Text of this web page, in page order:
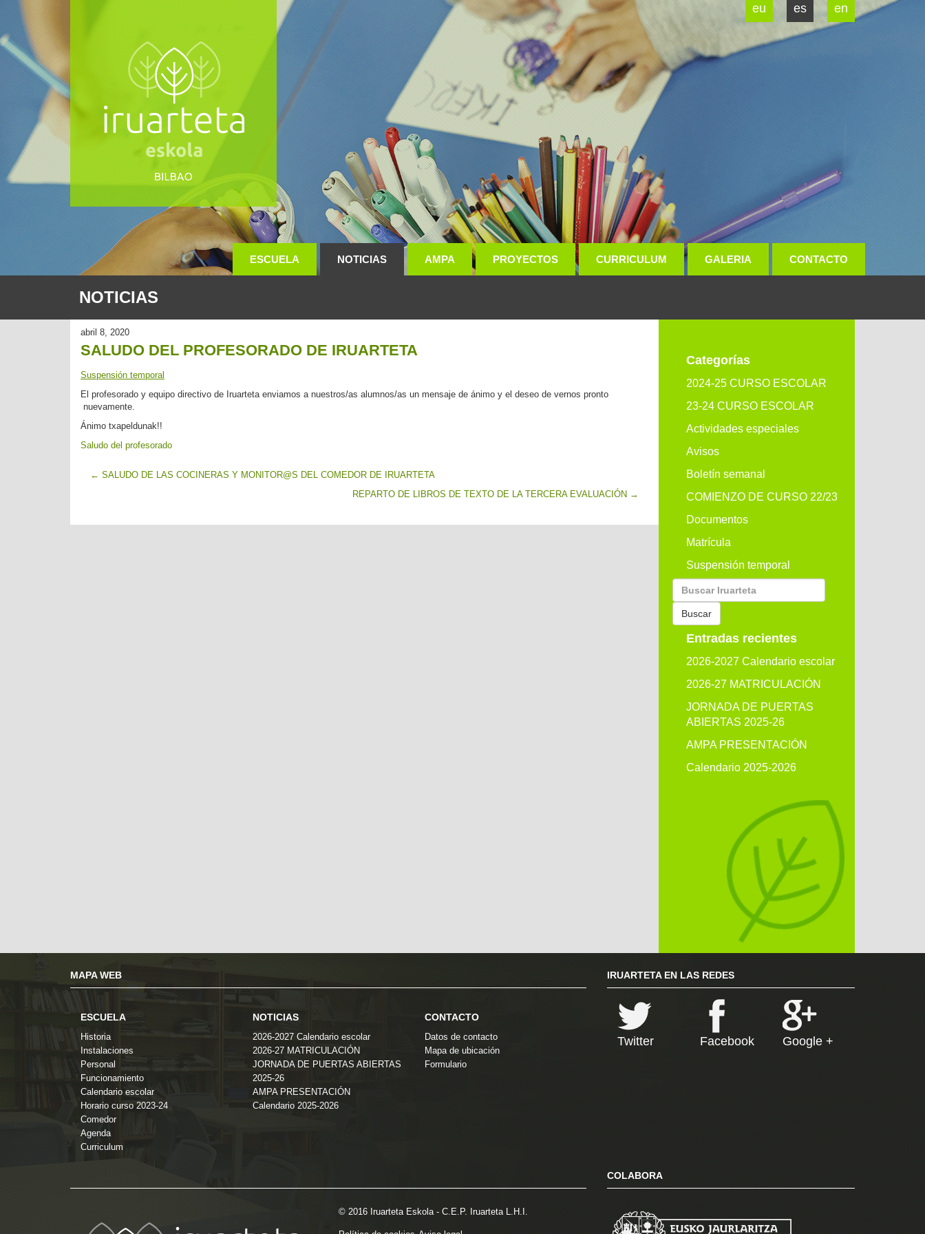
eu es en
ESCUELA NOTICIAS AMPA PROYECTOS CURRICULUM GALERIA CONTACTO
NOTICIAS
abril 8, 2020
SALUDO DEL PROFESORADO DE IRUARTETA
Suspensión temporal
El profesorado y equipo directivo de Iruarteta enviamos a nuestros/as alumnos/as un mensaje de ánimo y el deseo de vernos pronto
nuevamente.
Ánimo txapeldunak!!
Saludo del profesorado
← SALUDO DE LAS COCINERAS Y MONITOR@S DEL COMEDOR DE IRUARTETA
REPARTO DE LIBROS DE TEXTO DE LA TERCERA EVALUACIÓN →
Categorías
2024-25 CURSO ESCOLAR
23-24 CURSO ESCOLAR
Actividades especiales
Avisos
Boletín semanal
COMIENZO DE CURSO 22/23
Documentos
Matrícula
Suspensión temporal
Buscar
por:
Buscar
Entradas recientes
2026-2027 Calendario escolar
2026-27 MATRICULACIÓN
JORNADA DE PUERTAS
ABIERTAS 2025-26
AMPA PRESENTACIÓN
Calendario 2025-2026
MAPA WEB
ESCUELA
Historia
Instalaciones
Personal
Funcionamiento
Calendario escolar
Horario curso 2023-24
Comedor
Agenda
Curriculum
NOTICIAS
2026-2027 Calendario escolar
2026-27 MATRICULACIÓN
JORNADA DE PUERTAS ABIERTAS
2025-26
AMPA PRESENTACIÓN
Calendario 2025-2026
CONTACTO
Datos de contacto
Mapa de ubicación
Formulario
IRUARTETA EN LAS REDES
Twitter Facebook Google +
© 2016 Iruarteta Eskola - C.E.P. Iruarteta L.H.I.
COLABORA